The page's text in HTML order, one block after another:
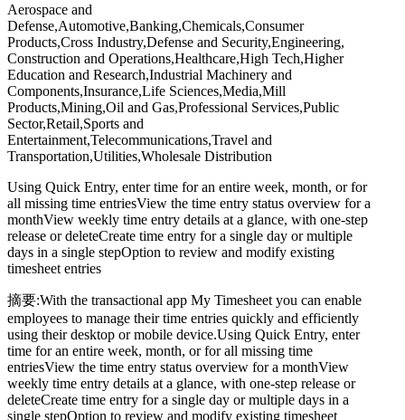
Aerospace and
Defense,Automotive,Banking,Chemicals,Consumer
Products,Cross Industry,Defense and Security,Engineering,
Construction and Operations,Healthcare,High Tech,Higher
Education and Research,Industrial Machinery and
Components,Insurance,Life Sciences,Media,Mill
Products,Mining,Oil and Gas,Professional Services,Public
Sector,Retail,Sports and
Entertainment,Telecommunications,Travel and
Transportation,Utilities,Wholesale Distribution
Using Quick Entry, enter time for an entire week, month, or for
all missing time entriesView the time entry status overview for a
monthView weekly time entry details at a glance, with one-step
release or deleteCreate time entry for a single day or multiple
days in a single stepOption to review and modify existing
timesheet entries
摘要:With the transactional app My Timesheet you can enable
employees to manage their time entries quickly and efficiently
using their desktop or mobile device.Using Quick Entry, enter
time for an entire week, month, or for all missing time
entriesView the time entry status overview for a monthView
weekly time entry details at a glance, with one-step release or
deleteCreate time entry for a single day or multiple days in a
single stepOption to review and modify existing timesheet